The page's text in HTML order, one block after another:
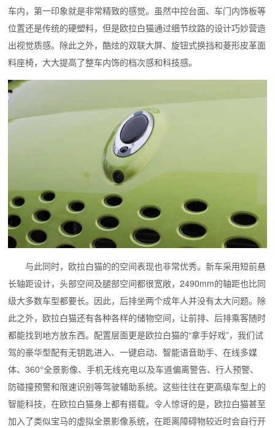
车内，第一印象就是非常精致的感觉。虽然中控台面、车门内饰板等
位置还是传统的硬塑料，但是欧拉白猫通过细节纹路的设计巧妙营造
出视觉质感。除此之外，酷炫的双联大屏、旋钮式换挡和菱形皮革面
料座椅，大大提高了整车内饰的档次感和科技感。
与此同时，欧拉白猫的的空间表现也非常优秀。新车采用短前悬
长轴距设计，头部空间及腿部空间都很宽敞，2490mm的轴距也比同
级大多数车型都要长。因此，后排坐两个成年人并没有太大问题。除
此之外，欧拉白猫还有各种各样的储物空间，让前排、后排乘客随时
都能找到地方放东西。配置层面更是欧拉白猫的“拿手好戏”，我们试
驾的豪华型配有无钥匙进入、一键启动、智能语音助手、在线多媒
体、360°全景影像、手机无线充电以及车道偏离警告、行人预警、
防碰撞预警和限速识别等驾驶辅助系统。这些往往在更高级车型上的
智能科技，在欧拉白猫身上都有搭载。令人惊讶的是，欧拉白猫甚至
加入了类似宝马的虚拟全景影像系统，在距离障碍物较近时会自行开